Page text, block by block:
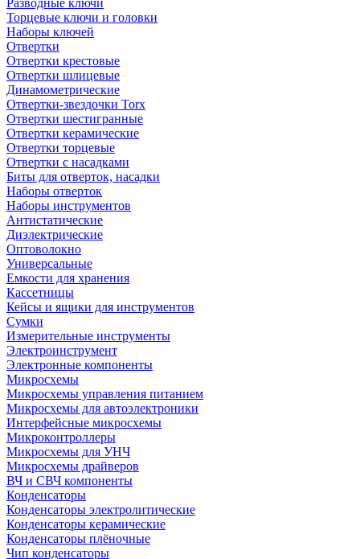
Разводные ключи
Торцевые ключи и головки
Наборы ключей
Отвертки
Отвертки крестовые
Отвертки шлицевые
Динамометрические
Отвертки-звездочки Torx
Отвертки шестигранные
Отвертки керамические
Отвертки торцевые
Отвертки с насадками
Биты для отверток, насадки
Наборы отверток
Наборы инструментов
Антистатические
Диэлектрические
Оптоволокно
Универсальные
Емкости для хранения
Кассетницы
Кейсы и ящики для инструментов
Сумки
Измерительные инструменты
Электроинструмент
Электронные компоненты
Микросхемы
Микросхемы управления питанием
Микросхемы для автоэлектроники
Интерфейсные микросхемы
Микроконтроллеры
Микросхемы для УНЧ
Микросхемы драйверов
ВЧ и СВЧ компоненты
Конденсаторы
Конденсаторы электролитические
Конденсаторы керамические
Конденсаторы плёночные
Чип конденсаторы